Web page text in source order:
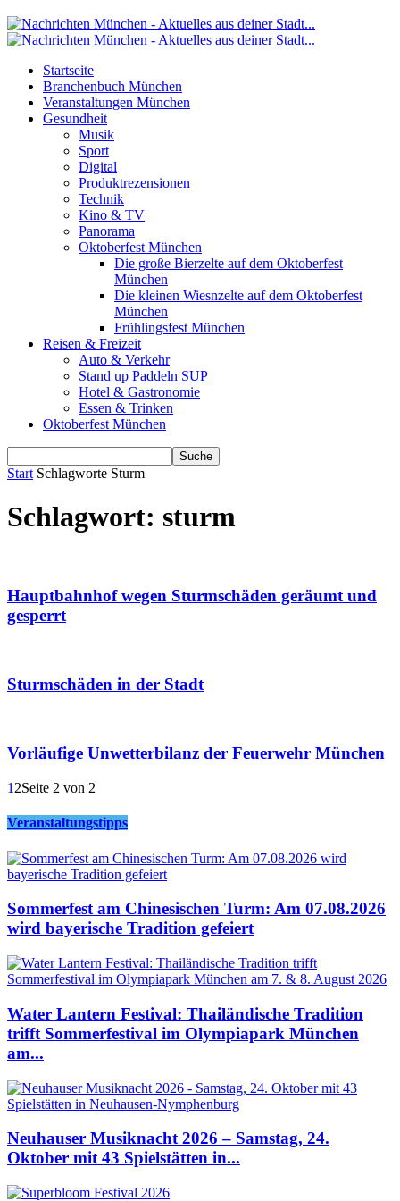
Startseite
Branchenbuch München
Veranstaltungen München
Gesundheit
Musik
Sport
Digital
Produktrezensionen
Technik
Kino & TV
Panorama
Oktoberfest München
Die große Bierzelte auf dem Oktoberfest
München
Die kleinen Wiesnzelte auf dem Oktoberfest
München
Frühlingsfest München
Reisen & Freizeit
Auto & Verkehr
Stand up Paddeln SUP
Hotel & Gastronomie
Essen & Trinken
Oktoberfest München
Start Schlagworte Sturm
Schlagwort: sturm
Hauptbahnhof wegen Sturmschäden geräumt und
gesperrt
Sturmschäden in der Stadt
Vorläufige Unwetterbilanz der Feuerwehr München
1 2Seite 2 von 2
Veranstaltungstipps
Sommerfest am Chinesischen Turm: Am 07.08.2026
wird bayerische Tradition gefeiert
Water Lantern Festival: Thailändische Tradition
trifft Sommerfestival im Olympiapark München
am...
Neuhauser Musiknacht 2026 – Samstag, 24.
Oktober mit 43 Spielstätten in...